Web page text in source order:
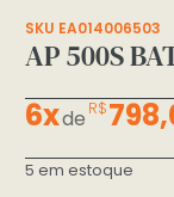
SKU EA014006503
AP 500S
6xde R$
5 em estoque